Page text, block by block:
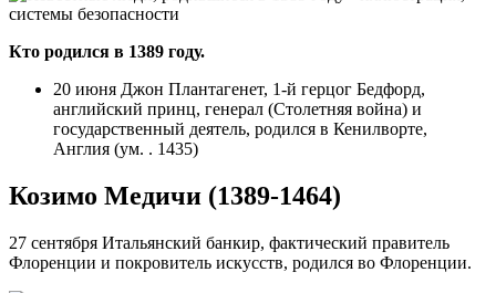
Кто родился в 1389 году.
20 июня Джон Плантагенет, 1-й герцог Бедфорд,
английский принц, генерал (Столетняя война) и
государственный деятель, родился в Кенилворте,
Англия (ум. . 1435)
Козимо Медичи (1389-1464)
27 сентября Итальянский банкир, фактический правитель
Флоренции и покровитель искусств, родился во Флоренции.